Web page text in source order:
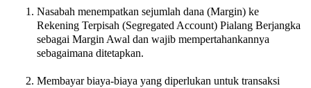
Nasabah menempatkan sejumlah dana (Margin) ke
Rekening Terpisah (Segregated Account) Pialang Berjangka
sebagai Margin Awal dan wajib mempertahankannya
sebagaimana ditetapkan.
Membayar biaya-biaya yang diperlukan untuk transaksi